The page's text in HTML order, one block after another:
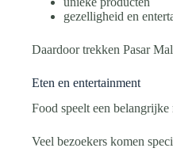
gezelligheid en
Daardoor trekken Pasar
Eten en entertainment
Food speelt een
Veel bezoekers komen